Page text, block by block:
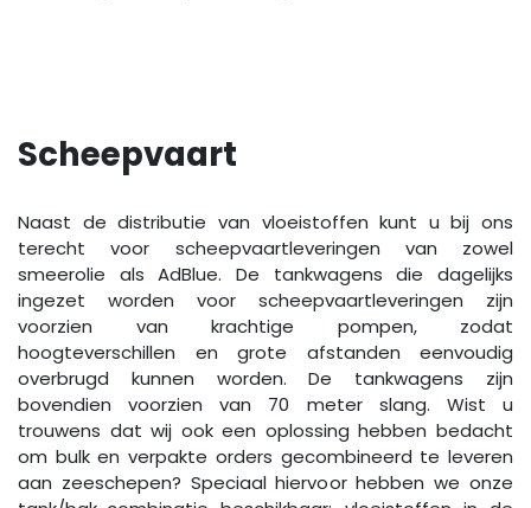
Scheepvaart
Naast de distributie van vloeistoffen kunt u bij ons
terecht voor scheepvaartleveringen van zowel
smeerolie als AdBlue. De tankwagens die dagelijks
ingezet worden voor scheepvaartleveringen zijn
voorzien van krachtige pompen, zodat
hoogteverschillen en grote afstanden eenvoudig
overbrugd kunnen worden. De tankwagens zijn
bovendien voorzien van 70 meter slang. Wist u
trouwens dat wij ook een oplossing hebben bedacht
om bulk en verpakte orders gecombineerd te leveren
aan zeeschepen? Speciaal hiervoor hebben we onze